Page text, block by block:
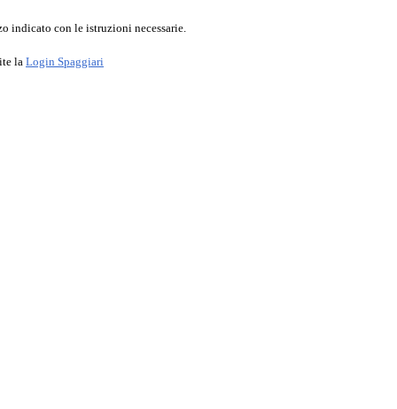
indicato con le istruzioni necessarie.
la Login Spaggiari